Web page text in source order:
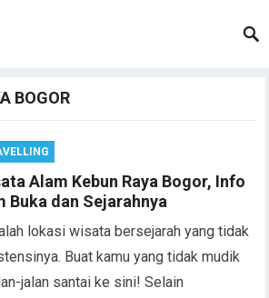
BOGOR
Alam Kebun Raya Bogor, Info
Buka dan Sejarahnya
lokasi wisata bersejarah yang tidak
Buat kamu yang tidak mudik
jalan santai ke sini! Selain